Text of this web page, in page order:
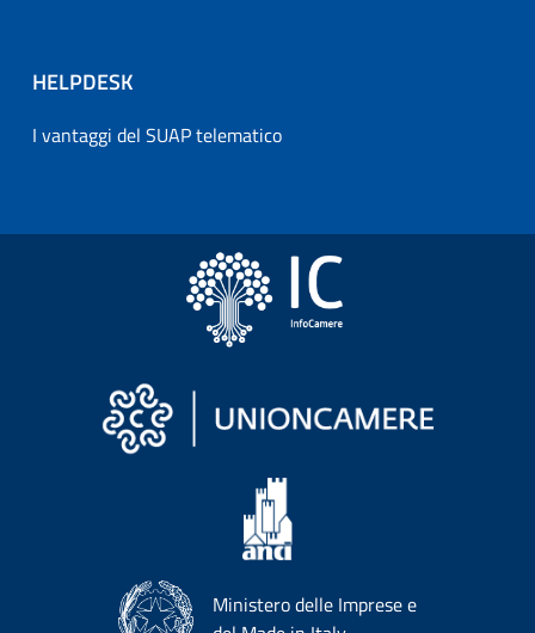
HELPDESK
I vantaggi del SUAP telematico
Ministero delle Imprese e